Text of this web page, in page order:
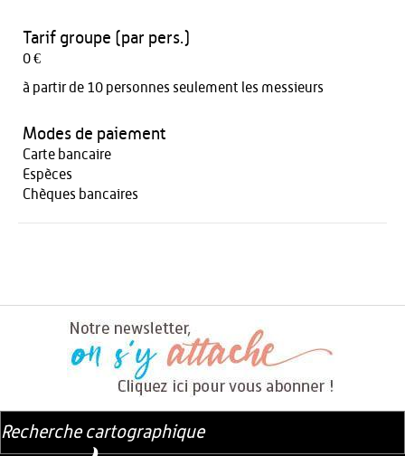
Tarif groupe (par pers.)
0 €
à partir de 10 personnes seulement les messieurs
Modes de paiement
Carte bancaire
Espèces
Chèques bancaires
Recherche cartographique